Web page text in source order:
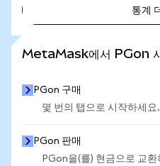
통계
MetaMask에서 PGon
PGon 구매
몇 번의 탭으로 시작하세요.
PGon 판매
PGon을(를) 현금으로 교환